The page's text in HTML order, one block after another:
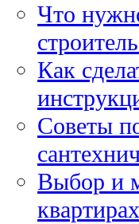
Что
Как
Советы
Выбор и
квартирах